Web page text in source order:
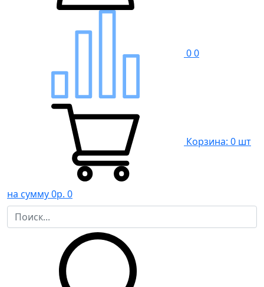
00
Корзина: 0 шт
на сумму 0р. 0